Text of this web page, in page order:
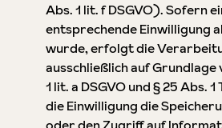
Abs. 1 lit. f DSGVO). Sofern
entsprechende Einwilligung
wurde, erfolgt die
ausschließlich auf Grundlage
1 lit. a DSGVO und § 25 Abs.
die Einwilligung die